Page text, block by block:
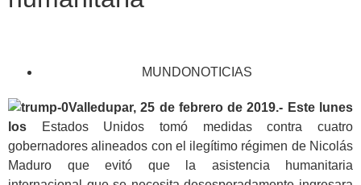
MUNDONOTICIAS
Valledupar, 25 de febrero de 2019.- Este lunes
los
Estados Unidos tomó medidas contra cuatro
gobernadores alineados con el ilegítimo régimen de Nicolás
Maduro que evitó que la asistencia humanitaria